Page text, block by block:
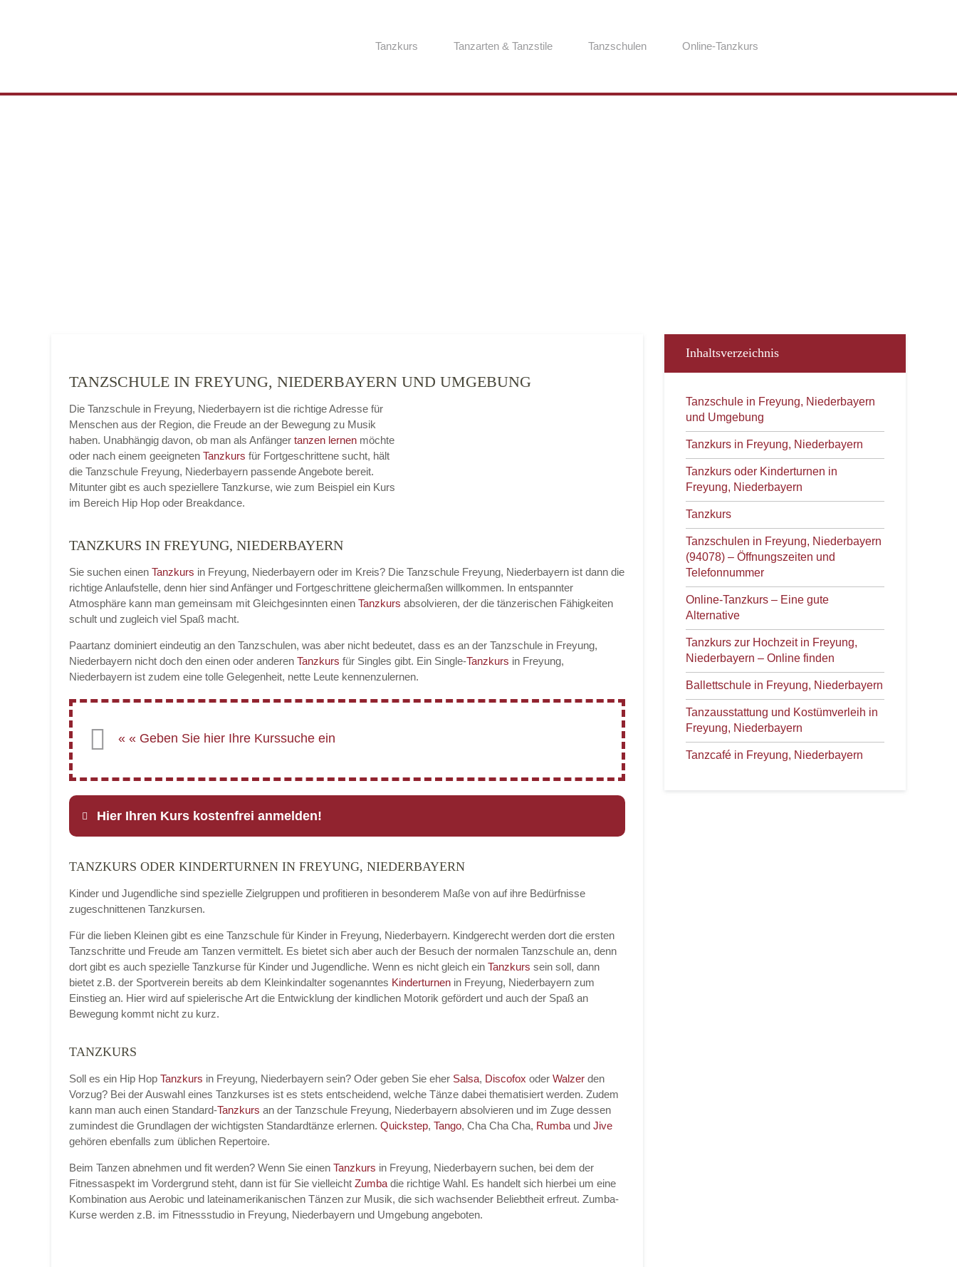
Tanzkurs Tanzarten & Tanzstile Tanzschulen Online-Tanzkurs
TANZSCHULE IN FREYUNG, NIEDERBAYERN UND UMGEBUNG
Die Tanzschule in Freyung, Niederbayern ist die richtige Adresse für
Menschen aus der Region, die Freude an der Bewegung zu Musik
haben. Unabhängig davon, ob man als Anfänger tanzen lernen möchte
oder nach einem geeigneten Tanzkurs für Fortgeschrittene sucht, hält
die Tanzschule Freyung, Niederbayern passende Angebote bereit.
Mitunter gibt es auch speziellere Tanzkurse, wie zum Beispiel ein Kurs
im Bereich Hip Hop oder Breakdance.
TANZKURS IN FREYUNG, NIEDERBAYERN
Sie suchen einen Tanzkurs in Freyung, Niederbayern oder im Kreis? Die Tanzschule Freyung, Niederbayern ist dann die
richtige Anlaufstelle, denn hier sind Anfänger und Fortgeschrittene gleichermaßen willkommen. In entspannter
Atmosphäre kann man gemeinsam mit Gleichgesinnten einen Tanzkurs absolvieren, der die tänzerischen Fähigkeiten
schult und zugleich viel Spaß macht.
Paartanz dominiert eindeutig an den Tanzschulen, was aber nicht bedeutet, dass es an der Tanzschule in Freyung,
Niederbayern nicht doch den einen oder anderen Tanzkurs für Singles gibt. Ein Single-Tanzkurs in Freyung,
Niederbayern ist zudem eine tolle Gelegenheit, nette Leute kennenzulernen.
Hier Ihren Kurs kostenfrei anmelden!
E-Mail*
Kontakt E-Mail
Kontakt Telefonnummer
TANZKURS ODER KINDERTURNEN IN FREYUNG, NIEDERBAYERN
Kinder und Jugendliche sind spezielle Zielgruppen und profitieren in besonderem Maße von auf ihre Bedürfnisse
zugeschnittenen Tanzkursen.
Für die lieben Kleinen gibt es eine Tanzschule für Kinder in Freyung, Niederbayern. Kindgerecht werden dort die ersten
Tanzschritte und Freude am Tanzen vermittelt. Es bietet sich aber auch der Besuch der normalen Tanzschule an, denn
dort gibt es auch spezielle Tanzkurse für Kinder und Jugendliche. Wenn es nicht gleich ein Tanzkurs sein soll, dann
bietet z.B. der Sportverein bereits ab dem Kleinkindalter sogenanntes Kinderturnen in Freyung, Niederbayern zum
Einstieg an. Hier wird auf spielerische Art die Entwicklung der kindlichen Motorik gefördert und auch der Spaß an
Bewegung kommt nicht zu kurz.
TANZKURS
Soll es ein Hip Hop Tanzkurs in Freyung, Niederbayern sein? Oder geben Sie eher Salsa, Discofox oder Walzer den
Vorzug? Bei der Auswahl eines Tanzkurses ist es stets entscheidend, welche Tänze dabei thematisiert werden. Zudem
kann man auch einen Standard-Tanzkurs an der Tanzschule Freyung, Niederbayern absolvieren und im Zuge dessen
zumindest die Grundlagen der wichtigsten Standardtänze erlernen. Quickstep, Tango, Cha Cha Cha, Rumba und Jive
gehören ebenfalls zum üblichen Repertoire.
Beim Tanzen abnehmen und fit werden? Wenn Sie einen Tanzkurs in Freyung, Niederbayern suchen, bei dem der
Fitnessaspekt im Vordergrund steht, dann ist für Sie vielleicht Zumba die richtige Wahl. Es handelt sich hierbei um eine
Kombination aus Aerobic und lateinamerikanischen Tänzen zur Musik, die sich wachsender Beliebtheit erfreut. Zumba-
Kurse werden z.B. im Fitnessstudio in Freyung, Niederbayern und Umgebung angeboten.
Inhaltsverzeichnis
Tanzschule in Freyung, Niederbayern
und Umgebung
Tanzkurs in Freyung, Niederbayern
Tanzkurs oder Kinderturnen in
Freyung, Niederbayern
Tanzkurs
Tanzschulen in Freyung, Niederbayern
(94078) – Öffnungszeiten und
Telefonnummer
Online-Tanzkurs – Eine gute
Alternative
Tanzkurs zur Hochzeit in Freyung,
Niederbayern – Online finden
Ballettschule in Freyung, Niederbayern
Tanzausstattung und Kostümverleih in
Freyung, Niederbayern
Tanzcafé in Freyung, Niederbayern